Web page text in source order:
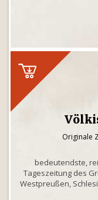
Originale
bedeutendste,
Tageszeitung des
Westpreußen,